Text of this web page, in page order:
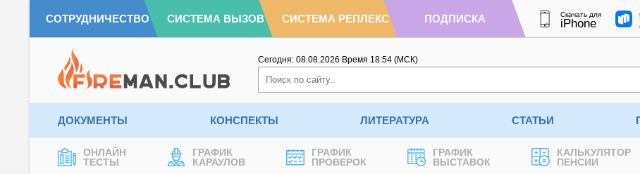
СОТРУДНИЧЕСТВО СИСТЕМА ВЫЗОВ СИСТЕМА РЕПЛЕКС ПОДПИСКА Скачать для
iPhone
Сегодня: 08.08.2026 Время 18:54 (МСК)
ДОКУМЕНТЫ КОНСПЕКТЫ ЛИТЕРАТУРА СТАТЬИ
ОНЛАЙН
ТЕСТЫ
ГРАФИК
КАРАУЛОВ
ГРАФИК
ПРОВЕРОК
ГРАФИК
ВЫСТАВОК
КАЛЬКУЛЯТОР
ПЕНСИИ